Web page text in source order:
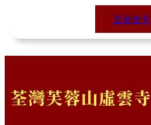
查看更多
荃灣芙蓉山虛雲寺